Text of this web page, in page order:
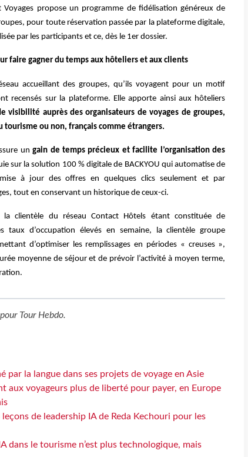
Voyages propose un programme de fidélisation généreux de
pour toute réservation passée par la plateforme digitale,
par les participants et ce, dès le 1er dossier.
faire gagner du temps aux hôteliers et aux clients
accueillant des groupes, qu’ils voyagent pour un motif
recensés sur la plateforme. Elle apporte ainsi aux hôteliers
visibilité auprès des organisateurs de voyages de groupes,
tourisme ou non, français comme étrangers.
ungain de temps précieux et facilite l’organisation des
sur la solution 100 % digitale de BACKYOU qui automatise de
à jour des offres en quelques clics seulement et par
tout en conservant un historique de ceux-ci.
clientèle du réseau Contact Hôtels étant constituée de
taux d’occupation élevés en semaine, la clientèle groupe
d’optimiser les remplissages en périodes « creuses »,
moyenne de séjour et de prévoir l’activité à moyen terme,
Tour Hebdo.
par la langue dans ses projets de voyage en Asie
aux voyageurs plus de liberté pour payer, en Europe
de leadership IA de Reda Kechouri pour les
dans le tourisme n’est plus technologique, mais